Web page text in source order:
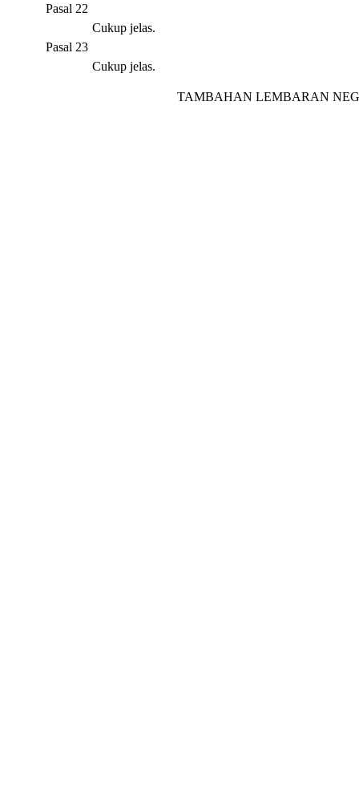
Pasal 22
Cukup jelas.
Pasal 23
Cukup jelas.
TAMBAHAN LEMBARAN